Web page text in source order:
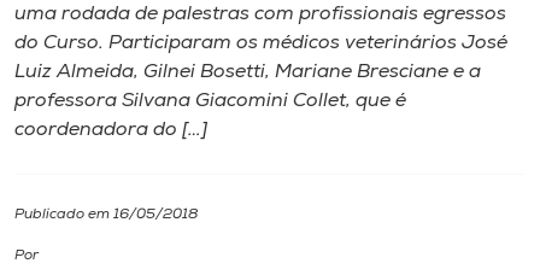
Internacionalização
I.nova
Cultura
uma rodada de palestras com profissionais egressos
do Curso. Participaram os médicos veterinários José
Luiz Almeida, Gilnei Bosetti, Mariane Bresciane e a
professora Silvana Giacomini Collet, que é
coordenadora do […]
Publicado em 16/05/2018
Por